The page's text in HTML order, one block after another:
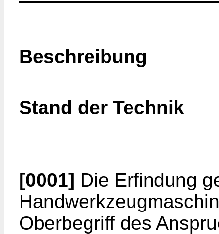
Beschreibung
Stand der Technik
[0001] Die Erfindung
Oberbegriff des